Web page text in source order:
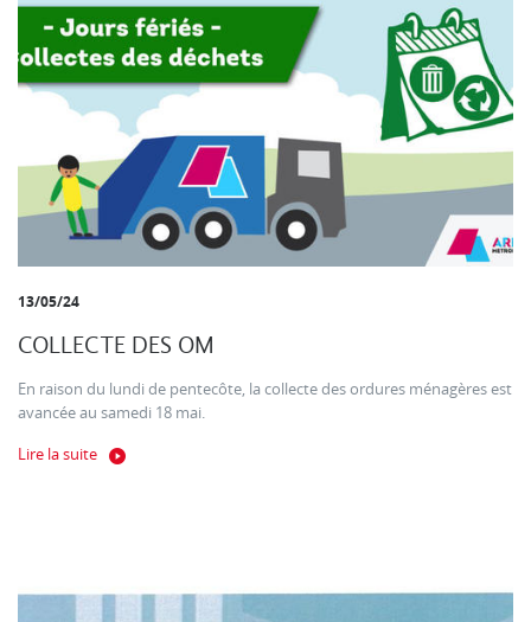
13/05/24
COLLECTE DES OM
En raison du lundi de pentecôte, la collecte des ordures ménagères est
avancée au samedi 18 mai.
Lire la suite